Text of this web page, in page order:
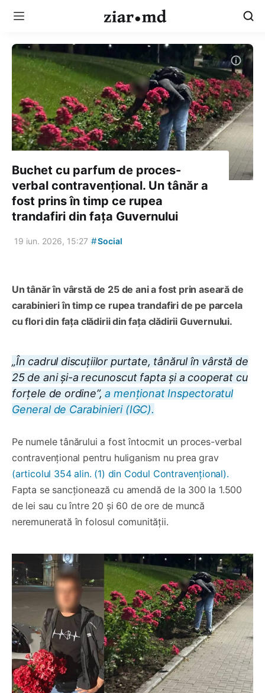
Buchet cu parfum de proces-
verbal contravențional. Un tânăr a
fost prins în timp ce rupea
trandafiri din fața Guvernului
19 iun. 2026, 15:27 #Social
Un tânăr în vârstă de 25 de ani a fost prin aseară de
carabinieri în timp ce rupea trandafiri de pe parcela
cu flori din fața clădirii din fața clădirii Guvernului.
„În cadrul discuțiilor purtate, tânărul în vârstă de
25 de ani și-a recunoscut fapta și a cooperat cu
forțele de ordine”,a menționat Inspectoratul
General de Carabinieri (IGC).
Pe numele tânărului a fost întocmit un proces-verbal
contravențional pentru huliganism nu prea grav
(articolul 354 alin. (1) din Codul Contravențional).
Fapta se sancționează cu amendă de la 300 la 1.500
de lei sau cu între 20 și 60 de ore de muncă
neremunerată în folosul comunității.